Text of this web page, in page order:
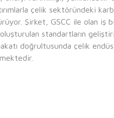
çelik sektöründeki
Şirket, GSCC ile olan iş
standartların
doğrultusunda çelik